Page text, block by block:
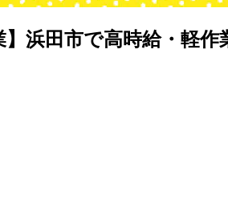
】浜田市で高時給・軽